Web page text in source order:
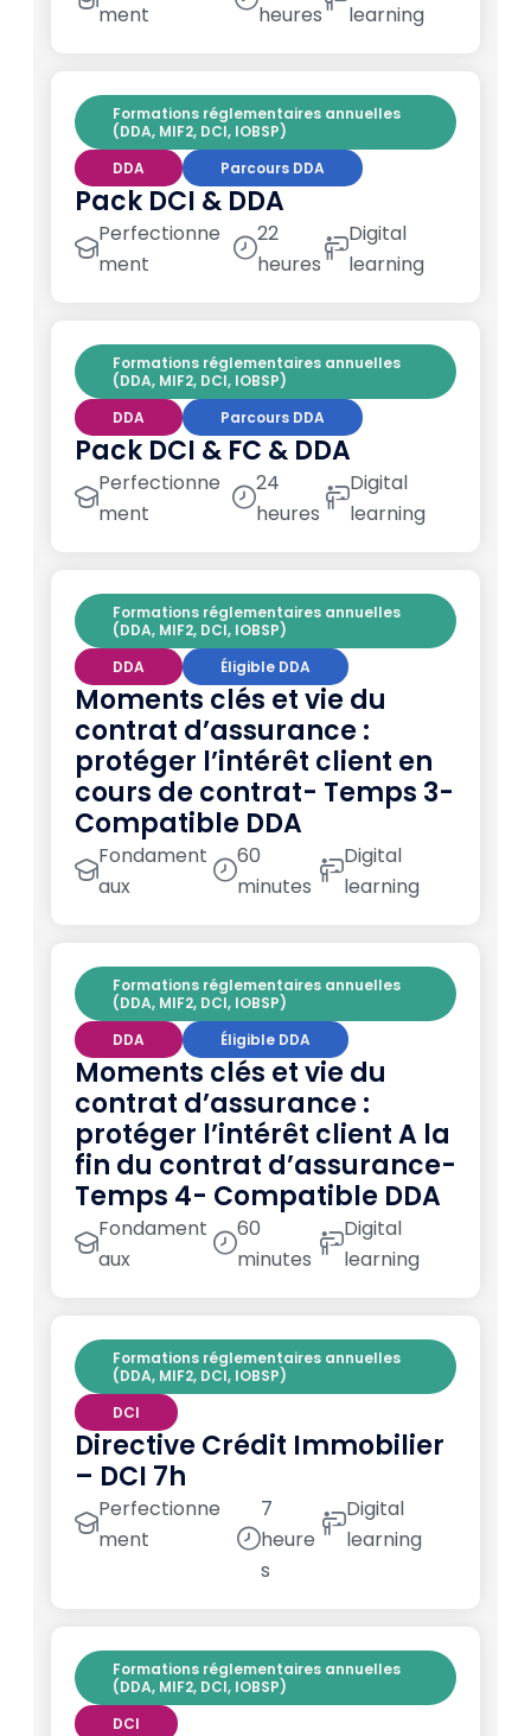
ment
heures
learning
Formations réglementaires annuelles
(DDA, MIF2, DCI, IOBSP)
DDA
Parcours DDA
Pack DCI & DDA
Perfectionne
ment
22
heures
Digital
learning
Formations réglementaires annuelles
(DDA, MIF2, DCI, IOBSP)
DDA
Parcours DDA
Pack DCI & FC & DDA
Perfectionne
ment
24
heures
Digital
learning
Formations réglementaires annuelles
(DDA, MIF2, DCI, IOBSP)
DDA
Éligible DDA
Moments clés et vie du
contrat d’assurance :
protéger l’intérêt client en
cours de contrat- Temps 3-
Compatible DDA
Fondament
aux
60
minutes
Digital
learning
Formations réglementaires annuelles
(DDA, MIF2, DCI, IOBSP)
DDA
Éligible DDA
Moments clés et vie du
contrat d’assurance :
protéger l’intérêt client A la
fin du contrat d’assurance-
Temps 4- Compatible DDA
Fondament
aux
60
minutes
Digital
learning
Formations réglementaires annuelles
(DDA, MIF2, DCI, IOBSP)
DCI
Directive Crédit Immobilier
– DCI 7h
Perfectionne
ment
7
heure
s
Digital
learning
Formations réglementaires annuelles
(DDA, MIF2, DCI, IOBSP)
DCI